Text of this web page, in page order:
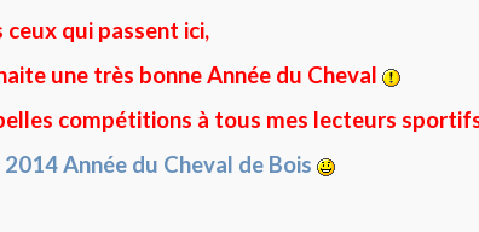
ceux qui passent ici,
une très bonne Année du Cheval
compétitions à tous mes lecteurs
2014 Année du Cheval de Bois